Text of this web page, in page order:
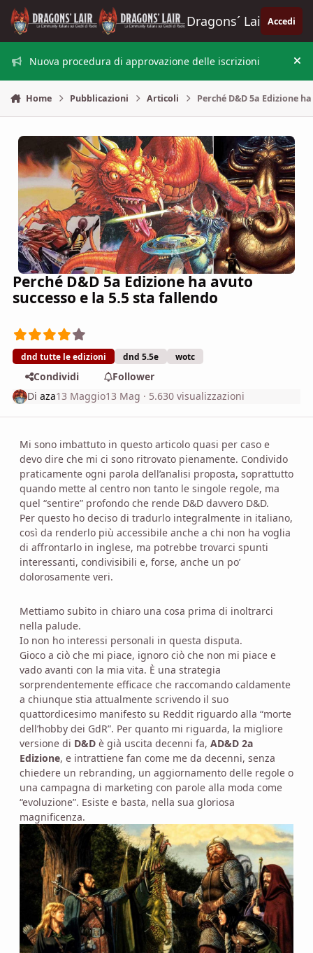
Vai al contenuto
Dragons´ Lair Accedi
Nuova procedura di approvazione delle iscrizioni
Home Pubblicazioni Articoli Perché D&D 5a Edizione
Perché D&D 5a Edizione ha avuto
successo e la 5.5 sta fallendo
dnd tutte le edizioni dnd 5.5e wotc
Condividi
Follower
Diaza13 Maggio13 Mag · 5.630 visualizzazioni
Mi sono imbattuto in questo articolo quasi per caso e
devo dire che mi ci sono ritrovato pienamente. Condivido
praticamente ogni parola dell’analisi proposta, soprattutto
quando mette al centro non tanto le singole regole, ma
quel “sentire” profondo che rende D&D davvero D&D.
Per questo ho deciso di tradurlo integralmente in italiano,
così da renderlo più accessibile anche a chi non ha voglia
di affrontarlo in inglese, ma potrebbe trovarci spunti
interessanti, condivisibili e, forse, anche un po’
dolorosamente veri.
Mettiamo subito in chiaro una cosa prima di inoltrarci
nella palude.
Io non ho interessi personali in questa disputa.
Gioco a ciò che mi piace, ignoro ciò che non mi piace e
vado avanti con la mia vita. È una strategia
sorprendentemente efficace che raccomando caldamente
a chiunque stia attualmente scrivendo il suo
quattordicesimo manifesto su Reddit riguardo alla “morte
dell’hobby dei GdR”. Per quanto mi riguarda, la migliore
versione di D&D è già uscita decenni fa, AD&D 2a
Edizione, e intrattiene fan come me da decenni, senza
chiedere un rebranding, un aggiornamento delle regole o
una campagna di marketing con parole alla moda come
“evoluzione”. Esiste e basta, nella sua gloriosa
magnificenza.